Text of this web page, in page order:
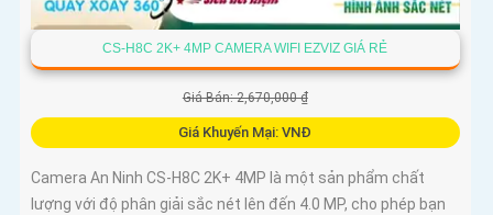
CS-H8C 2K+ 4MP CAMERA WIFI EZVIZ GIÁ RẺ
Giá Bán: 2,670,000 ₫
Giá Khuyến Mại: VNĐ
Camera An Ninh CS-H8C 2K+ 4MP là một sản phẩm chất
lượng với độ phân giải sắc nét lên đến 4.0 MP, cho phép bạn